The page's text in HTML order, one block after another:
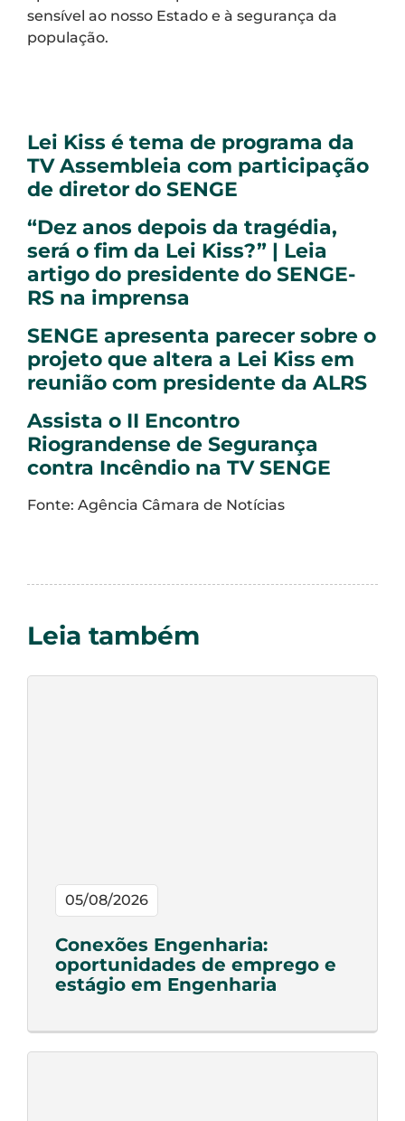
sensível ao nosso Estado e à segurança da
população.
Lei Kiss é tema de programa da
TV Assembleia com participação
de diretor do SENGE
“Dez anos depois da tragédia,
será o fim da Lei Kiss?” | Leia
artigo do presidente do SENGE-
RS na imprensa
SENGE apresenta parecer sobre o
projeto que altera a Lei Kiss em
reunião com presidente da ALRS
Assista o II Encontro
Riograndense de Segurança
contra Incêndio na TV SENGE
Fonte: Agência Câmara de Notícias
Leia também
05/08/2026
Conexões Engenharia:
oportunidades de emprego e
estágio em Engenharia